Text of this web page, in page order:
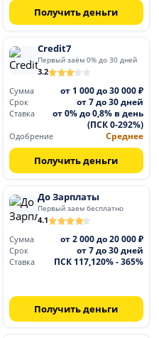
Получить деньги
Credit7
Первый заём 0% до 30 дней
3.2
Сумма
от 1 000 до 30 000 ₽
Срок от 7 до 30 дней
Ставка
от 0% до 0,8% в день
(ПСК 0-292%)
Одобрение Среднее
Получить деньги
До Зарплаты
Первый заем бесплатно
4.1
Сумма
от 2 000 до 20 000 ₽
Срок от 7 до 30 дней
Ставка ПСК 117,120% - 365%
Получить деньги